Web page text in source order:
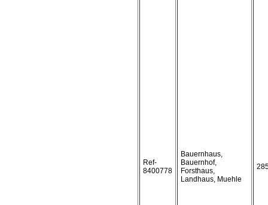
Ref-
8400778
Bauernhaus,
Bauernhof,
Forsthaus,
Landhaus, Muehle